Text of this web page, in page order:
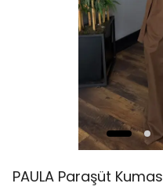
PAULA Paraşüt